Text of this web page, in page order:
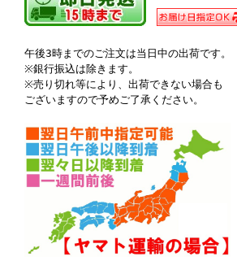
午後3時までのご注文は当日中の出荷です。
※銀行振込は除きます。
※売り切れ等により、出荷できない場合も
ございますので予めご了承ください。